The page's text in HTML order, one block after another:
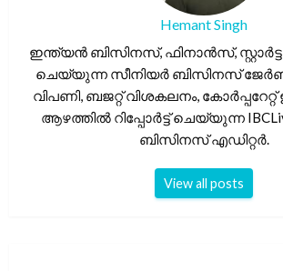
Hemant Singh
ഇന്ത്യൻ ബിസിനസ്, ഫിനാൻസ്,
ചെയ്യുന്ന സീനിയർ ബിസിനസ്
വിപണി, ബജറ്റ് വിശകലനം,
ആഴത്തിൽ റിപ്പോർട്ട് ചെയ്യുന്ന
ബിസിനസ് എഡിറ്റർ.
View all posts